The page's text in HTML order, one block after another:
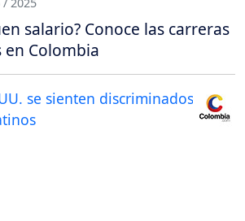
/ 2025
salario? Conoce las carreras
Colombia